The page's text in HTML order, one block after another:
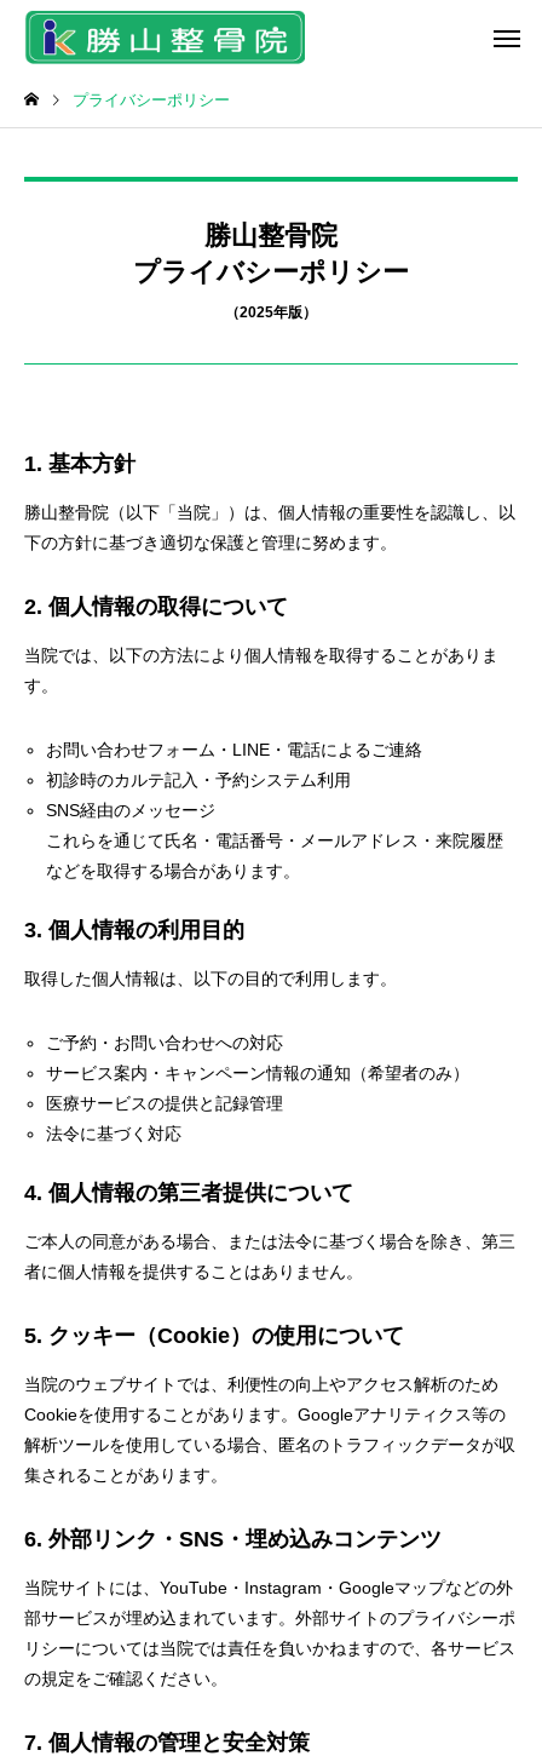
当院にきていた研修生の２
雪かきで起こるぎっく
脱毛＆フェイシャル
プライバシーポリシー
勝山整骨院
プライバシーポリシー
（2025年版）
1. 基本方針
勝山整骨院（以下「当院」）は、個人情報の重要性を認識し、以
下の方針に基づき適切な保護と管理に努めます。
2. 個人情報の取得について
当院では、以下の方法により個人情報を取得することがありま
す。
お問い合わせフォーム・LINE・電話によるご連絡
初診時のカルテ記入・予約システム利用
SNS経由のメッセージ
これらを通じて氏名・電話番号・メールアドレス・来院履歴
などを取得する場合があります。
3. 個人情報の利用目的
取得した個人情報は、以下の目的で利用します。
ご予約・お問い合わせへの対応
サービス案内・キャンペーン情報の通知（希望者のみ）
医療サービスの提供と記録管理
法令に基づく対応
4. 個人情報の第三者提供について
ご本人の同意がある場合、または法令に基づく場合を除き、第三
者に個人情報を提供することはありません。
5. クッキー（Cookie）の使用について
当院のウェブサイトでは、利便性の向上やアクセス解析のため
Cookieを使用することがあります。Googleアナリティクス等の
解析ツールを使用している場合、匿名のトラフィックデータが収
集されることがあります。
6. 外部リンク・SNS・埋め込みコンテンツ
当院サイトには、YouTube・Instagram・Googleマップなどの外
部サービスが埋め込まれています。外部サイトのプライバシーポ
リシーについては当院では責任を負いかねますので、各サービス
の規定をご確認ください。
7. 個人情報の管理と安全対策